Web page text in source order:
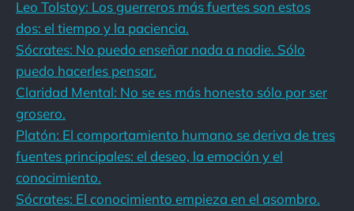
Leo Tolstoy: Los guerreros más fuertes son estos
dos: el tiempo y la paciencia.
Sócrates: No puedo enseñar nada a nadie. Sólo
puedo hacerles pensar.
Claridad Mental: No se es más honesto sólo por ser
grosero.
Platón: El comportamiento humano se deriva de tres
fuentes principales: el deseo, la emoción y el
conocimiento.
Sócrates: El conocimiento empieza en el asombro.